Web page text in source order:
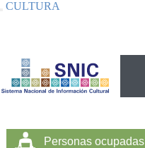
CULTURA
Personas ocupadas